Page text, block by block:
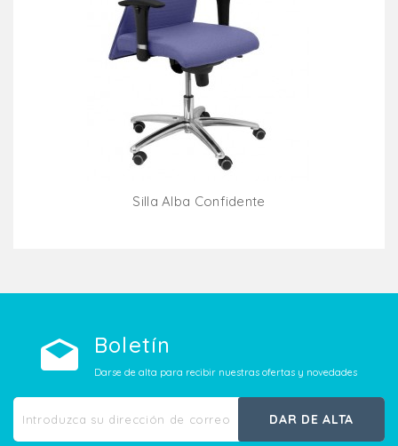
Silla Alba Confidente
Boletín
Darse de alta para recibir nuestras ofertas y novedades
DAR DE ALTA